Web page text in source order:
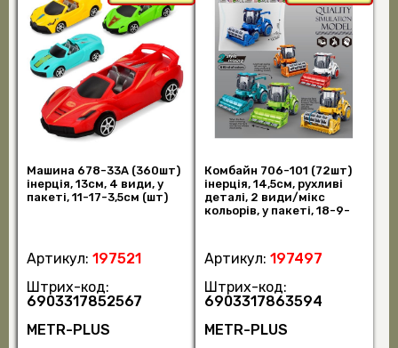
Машина 678-33A (360шт)
інерція, 13см, 4 види, у
пакеті, 11-17-3,5см (шт)
Артикул: 197521
Штрих-код:
6903317852567
METR-PLUS
Комбайн 706-101 (72шт)
інерція, 14,5см, рухливі
деталі, 2 види/мікс
кольорів, у пакеті, 18-9-
Артикул: 197497
Штрих-код:
6903317863594
METR-PLUS